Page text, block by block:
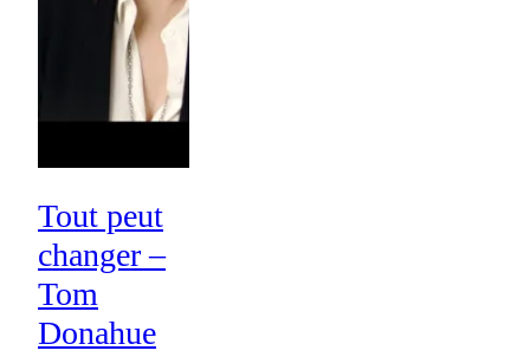
Tout peut
changer –
Tom
Donahue